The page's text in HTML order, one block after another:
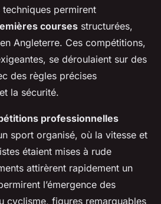
permirent
courses structurées,
Angleterre. Ces compétitions,
se déroulaient sur des
des règles précises
la sécurité.
professionnelles
sport organisé, où la vitesse et
étaient mises à rude
attirèrent rapidement un
l’émergence des
cyclisme, figures remarquables